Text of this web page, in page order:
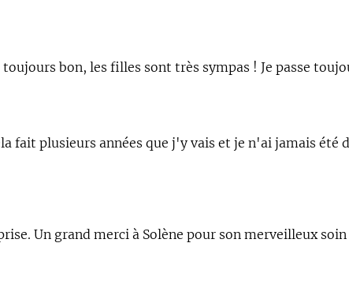
toujours bon, les filles sont très sympas ! Je passe
fait plusieurs années que j'y vais et je n'ai jamais été
Un grand merci à Solène pour son merveilleux